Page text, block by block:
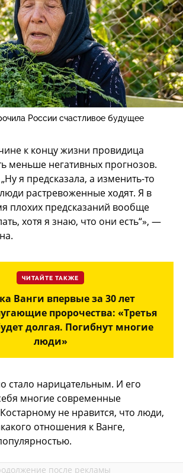
России счастливое будущее
к концу жизни провидица
меньше негативных прогнозов.
я предсказала, а изменить-то
растревоженные ходят. Я в
плохих предсказаний вообще
хотя я знаю, что они есть“», —
ЧИТАЙТЕ ТАКЖЕ
Ванги впервые за 30 лет
пророчества: «Третья
долгая. Погибнут многие
люди»
стало нарицательным. И его
многие современные
не нравится, что люди,
отношения к Ванге,